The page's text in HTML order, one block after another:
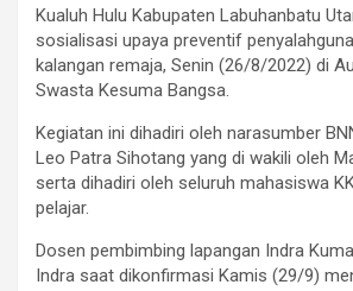
Kualuh Hulu Kabupaten Labuhanbatu
sosialisasi upaya preventif
kalangan remaja, Senin (26/8/2022) di
Swasta Kesuma Bangsa.
Kegiatan ini dihadiri oleh narasumber
Leo Patra Sihotang yang di wakili oleh
serta dihadiri oleh seluruh mahasiswa
pelajar.
Dosen pembimbing lapangan Indra
Indra saat dikonfirmasi Kamis (29/9)